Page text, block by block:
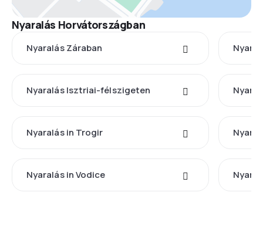
Nyaralás Horvátországban
Nyaralás Záraban
Nyaralás Isztriai-félszigeten
Nyaralás in Trogir
Nyaralás in Vodice